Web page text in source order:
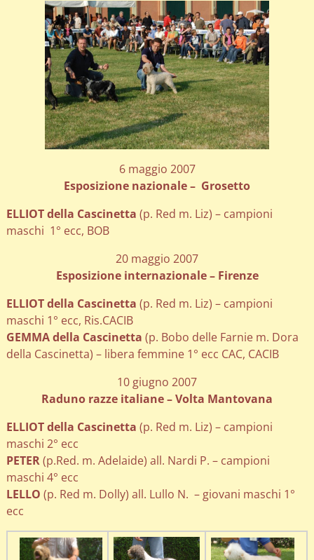
6 maggio 2007
Esposizione nazionale – Grosetto
ELLIOT della Cascinetta (p. Red m. Liz) – campioni
maschi 1° ecc, BOB
20 maggio 2007
Esposizione internazionale – Firenze
ELLIOT della Cascinetta (p. Red m. Liz) – campioni
maschi 1° ecc, Ris.CACIB
GEMMA della Cascinetta (p. Bobo delle Farnie m. Dora
della Cascinetta) – libera femmine 1° ecc CAC, CACIB
10 giugno 2007
Raduno razze italiane – Volta Mantovana
ELLIOT della Cascinetta (p. Red m. Liz) – campioni
maschi 2° ecc
PETER(p.Red. m. Adelaide) all. Nardi P. – campioni
maschi 4° ecc
LELLO (p. Red m. Dolly) all. Lullo N. – giovani maschi 1°
ecc